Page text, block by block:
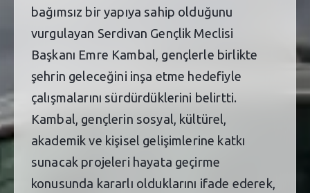
bağımsız bir yapıya sahip olduğunu
vurgulayan Serdivan Gençlik Meclisi
Başkanı Emre Kambal, gençlerle birlikte
şehrin geleceğini inşa etme hedefiyle
çalışmalarını sürdürdüklerini belirtti.
Kambal, gençlerin sosyal, kültürel,
akademik ve kişisel gelişimlerine katkı
sunacak projeleri hayata geçirme
konusunda kararlı olduklarını ifade ederek,